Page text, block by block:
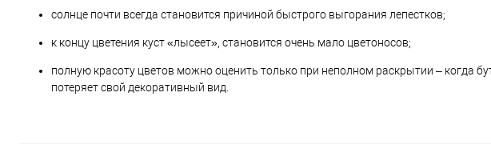
солнце почти всегда становится причиной быстрого выгорания лепестков;
к концу цветения куст «лысеет», становится очень мало цветоносов;
полную красоту цветов можно оценить только при неполном раскрытии – когда
потеряет свой декоративный вид.